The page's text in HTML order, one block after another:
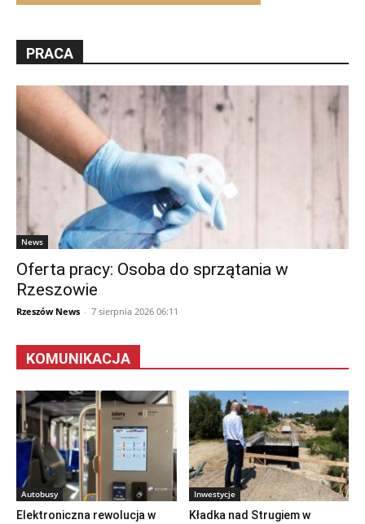
PRACA
News
Oferta pracy: Osoba do sprzątania w
Rzeszowie
Rzeszów News - 7 sierpnia 2026 06:11
KOMUNIKACJA
Autobusy
Elektroniczna rewolucja w
Inwestycje
Kładka nad Strugiem w